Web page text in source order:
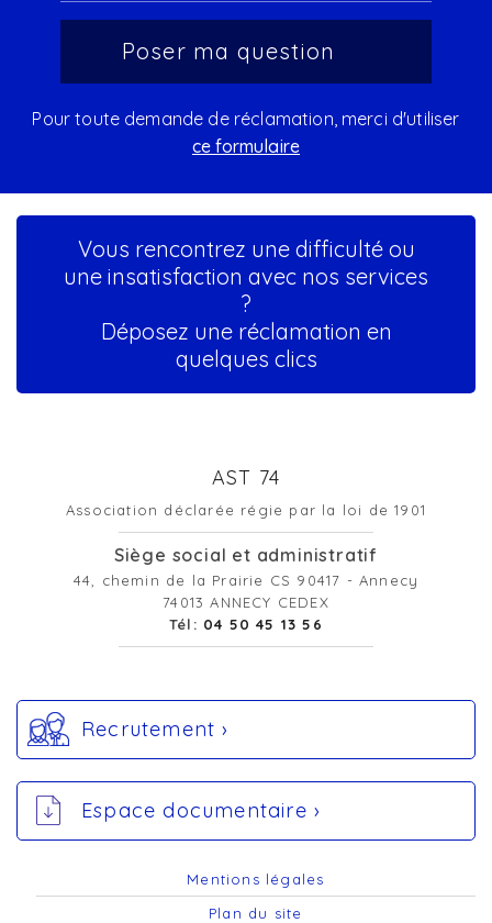
Pour toute demande de réclamation, merci d'utiliser
ce formulaire
Vous rencontrez une difficulté ou
une insatisfaction avec nos services
?
Déposez une réclamation en
quelques clics
AST 74
Association déclarée régie par la loi de 1901
Siège social et administratif
44, chemin de la Prairie CS 90417 - Annecy
74013 ANNECY CEDEX
Tél: 04 50 45 13 56
Recrutement ›
Espace documentaire ›
Mentions légales
Plan du site